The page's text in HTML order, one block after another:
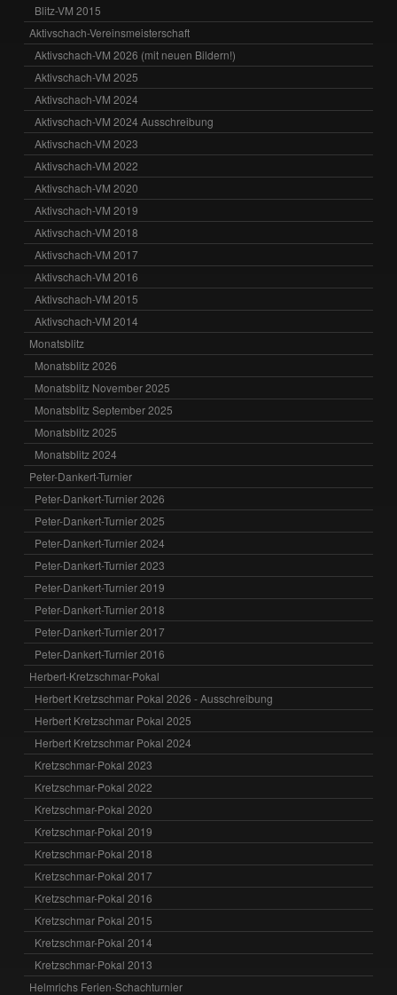
Blitz-VM 2015
Aktivschach-Vereinsmeisterschaft
Aktivschach-VM 2026 (mit neuen Bildern!)
Aktivschach-VM 2025
Aktivschach-VM 2024
Aktivschach-VM 2024 Ausschreibung
Aktivschach-VM 2023
Aktivschach-VM 2022
Aktivschach-VM 2020
Aktivschach-VM 2019
Aktivschach-VM 2018
Aktivschach-VM 2017
Aktivschach-VM 2016
Aktivschach-VM 2015
Aktivschach-VM 2014
Monatsblitz
Monatsblitz 2026
Monatsblitz November 2025
Monatsblitz September 2025
Monatsblitz 2025
Monatsblitz 2024
Peter-Dankert-Turnier
Peter-Dankert-Turnier 2026
Peter-Dankert-Turnier 2025
Peter-Dankert-Turnier 2024
Peter-Dankert-Turnier 2023
Peter-Dankert-Turnier 2019
Peter-Dankert-Turnier 2018
Peter-Dankert-Turnier 2017
Peter-Dankert-Turnier 2016
Herbert-Kretzschmar-Pokal
Herbert Kretzschmar Pokal 2026 - Ausschreibung
Herbert Kretzschmar Pokal 2025
Herbert Kretzschmar Pokal 2024
Kretzschmar-Pokal 2023
Kretzschmar-Pokal 2022
Kretzschmar-Pokal 2020
Kretzschmar-Pokal 2019
Kretzschmar-Pokal 2018
Kretzschmar-Pokal 2017
Kretzschmar-Pokal 2016
Kretzschmar Pokal 2015
Kretzschmar-Pokal 2014
Kretzschmar-Pokal 2013
Helmrichs Ferien-Schachturnier